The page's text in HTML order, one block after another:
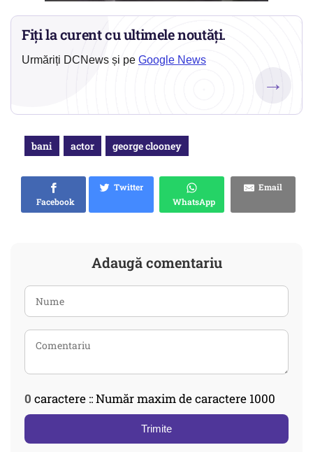
Fiți la curent cu ultimele noutăți.
Urmăriți DCNews și pe Google News
→
bani actor george clooney
Facebook
Twitter
WhatsApp
Email
Adaugă comentariu
0 caractere :: Număr maxim de caractere 1000
Trimite